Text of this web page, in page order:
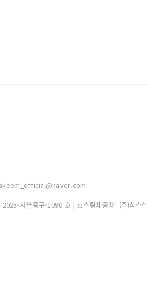
akeem_official@naver.com
2025-서울중구-1090 호 | 호스팅제공자: (주)식스샵